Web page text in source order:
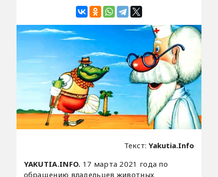
Текст:Yakutia.Info
YAKUTIA.INFO. 17 марта 2021 года по
обращению владельцев животных​